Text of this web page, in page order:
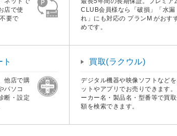
店で使
要で
CLUB会員様なら「破損」「水漏
れ」にも対応の プランM がおす
めです。
他店で購
パソコ
断・設定
買取(ラクウル)
デジタル機器や映像ソフトなどを
ットやアプリでお売りできます。
ーカー名・製品名・型番等で買
額を検索できます。